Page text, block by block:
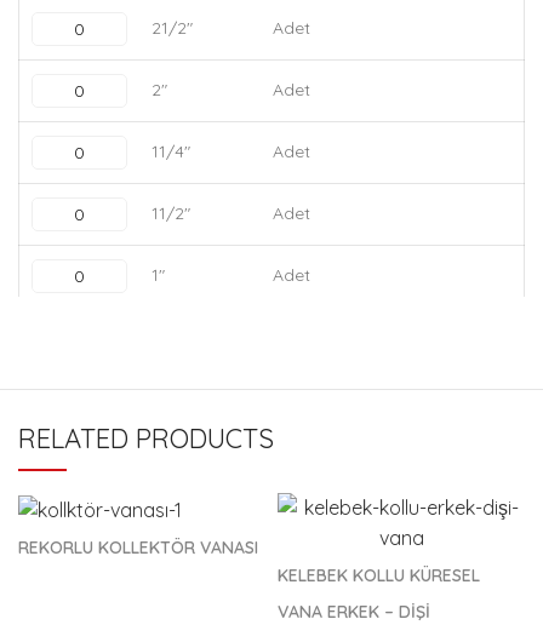
21/2" Adet
2" Adet
11/4" Adet
11/2" Adet
1" Adet
RELATED PRODUCTS
REKORLU KOLLEKTÖR VANASI
KELEBEK KOLLU KÜRESEL
VANA ERKEK – DİŞİ